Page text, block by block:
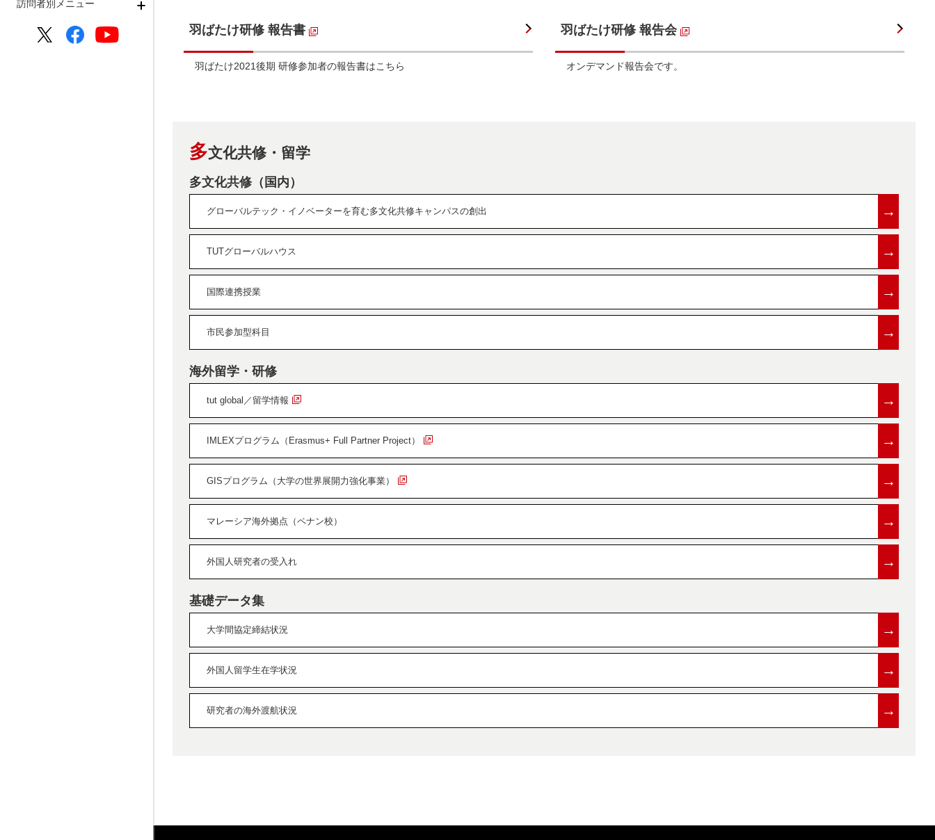
訪問者別メニュー
羽ばたけ研修 報告書
羽ばたけ2021後期 研修参加者の報告書はこちら
羽ばたけ研修 報告会
オンデマンド報告会です。
多文化共修・留学
多文化共修（国内）
グローバルテック・イノベーターを育む多文化共修キャンパスの創出 →
TUTグローバルハウス →
国際連携授業 →
市民参加型科目 →
海外留学・研修
tut global／留学情報 →
IMLEXプログラム（Erasmus+ Full Partner Project） →
GISプログラム（大学の世界展開力強化事業） →
マレーシア海外拠点（ペナン校） →
外国人研究者の受入れ →
基礎データ集
大学間協定締結状況 →
外国人留学生在学状況 →
研究者の海外渡航状況 →